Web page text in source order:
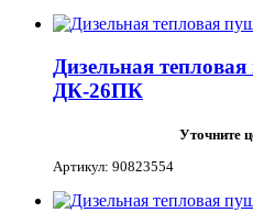
Дизельная
ДК-26ПК
Уточните
Артикул: 90823554